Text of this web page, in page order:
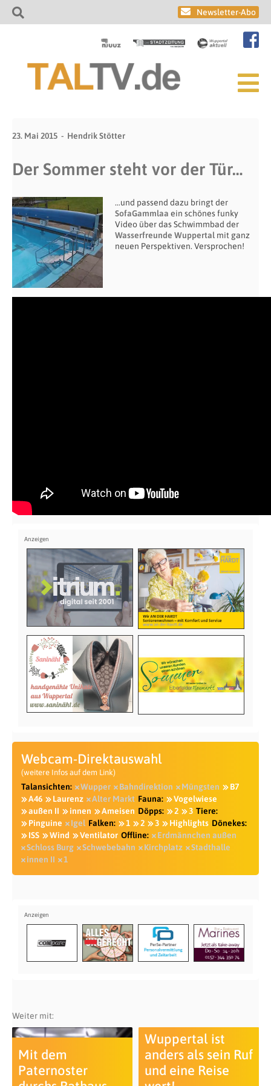
Newsletter-Abo
23. Mai 2015 Hendrik Stötter
Der Sommer steht vor der Tür…
…und passend dazu bringt der
SofaGammlaa ein schönes funky
Video über das Schwimmbad der
Wasserfreunde Wuppertal mit ganz
neuen Perspektiven. Versprochen!
Webcam-Direktauswahl
(weitere Infos auf dem Link)
Talansichten: Wupper Bahndirektion Müngsten
B7
A46
Laurenz Alter Markt Fauna:
Vogelwiese
außen II
innen Ameisen Döpps: 2 3 Tiere:
Pinguine
Igel Falken: 1 2 3 Highlights Dönekes:
ISS
Wind Ventilator Offline:
Erdmännchen außen
Schloss Burg
Schwebebahn Kirchplatz
Stadthalle
innen II
1
Weiter mit:
Mit dem
Paternoster
Wuppertal ist
anders als sein Ruf
und eine Reise